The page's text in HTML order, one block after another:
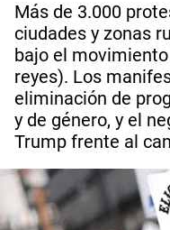
Más de 3.000
ciudades y zonas
bajo el
reyes). Los
eliminación de
y de género, y el
Trump frente al